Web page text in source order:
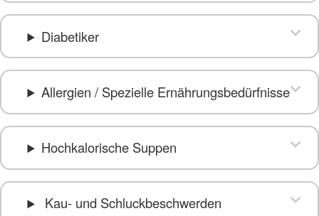
Diabetiker
Allergien / Spezielle Ernährungsbedürfnisse
Hochkalorische Suppen
Kau- und Schluckbeschwerden